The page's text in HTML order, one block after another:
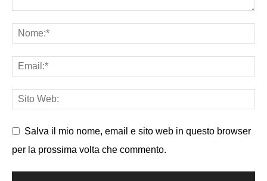
Salva il mio nome, email e sito web in questo browser
per la prossima volta che commento.